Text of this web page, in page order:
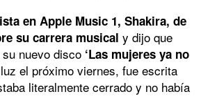
en Apple Music 1, Shakira, de
su carrera musical y dijo que
su nuevo disco ‘Las mujeres ya no
el próximo viernes, fue escrita
literalmente cerrado y no había